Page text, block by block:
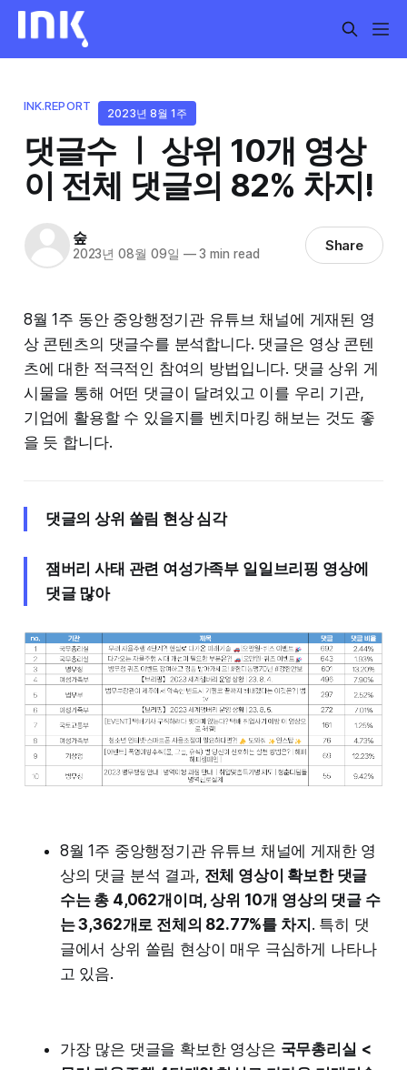
INK.REPORT
2023년 8월 1주
댓글수 ㅣ 상위 10개 영상
이 전체 댓글의 82% 차지!
숲
2023년 08월 09일 —3 min read Share
8월 1주 동안 중앙행정기관 유튜브 채널에 게재된 영
상 콘텐츠의 댓글수를 분석합니다. 댓글은 영상 콘텐
츠에 대한 적극적인 참여의 방법입니다. 댓글 상위 게
시물을 통해 어떤 댓글이 달려있고 이를 우리 기관,
기업에 활용할 수 있을지를 벤치마킹 해보는 것도 좋
을 듯 합니다.
댓글의 상위 쏠림 현상 심각
잼버리 사태 관련 여성가족부 일일브리핑 영상에
댓글 많아
8월 1주 중앙행정기관 유튜브 채널에 게재한 영
상의 댓글 분석 결과, 전체 영상이 확보한 댓글
수는 총 4,062개이며, 상위 10개 영상의 댓글 수
는 3,362개로 전체의 82.77%를 차지 . 특히 댓
글에서 상위 쏠림 현상이 매우 극심하게 나타나
고 있음.
가장 많은 댓글을 확보한 영상은 국무총리실 <